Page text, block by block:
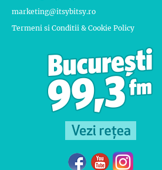
marketing@itsybitsy.ro
Termeni si Conditii & Cookie Policy